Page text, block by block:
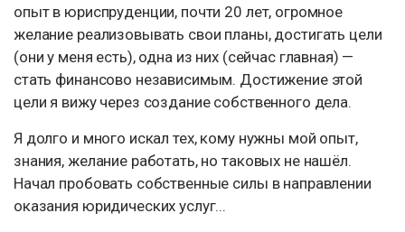
опыт в юриспруденции, почти 20 лет, огромное
желание реализовывать свои планы, достигать цели
(они у меня есть), одна из них (сейчас главная) —
стать финансово независимым. Достижение этой
цели я вижу через создание собственного дела.
Я долго и много искал тех, кому нужны мой опыт,
знания, желание работать, но таковых не нашёл.
Начал пробовать собственные силы в направлении
оказания юридических услуг...